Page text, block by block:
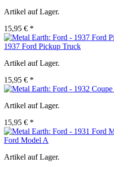
Artikel auf Lager.
15,95 € *
1937 Ford Pickup Truck
Artikel auf Lager.
15,95 € *
Artikel auf Lager.
15,95 € *
Ford Model A
Artikel auf Lager.